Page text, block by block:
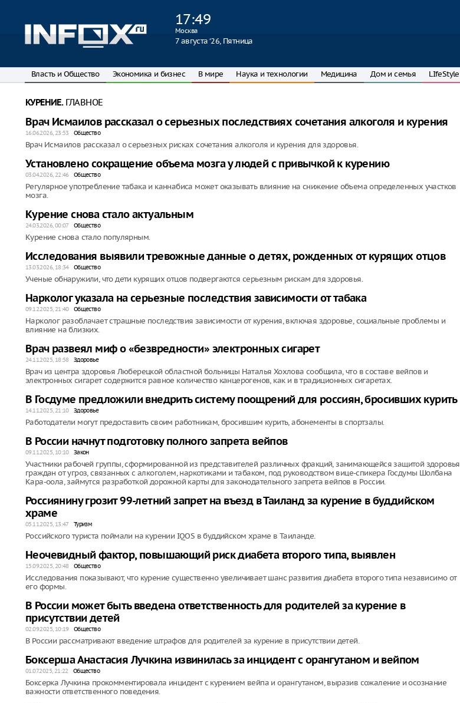
17:49
Москва
7 августа ‘26, Пятница
Власть и Общество Экономика и бизнес В мире Наука и технологии Медицина Дом и семья LIfeStyle
КУРЕНИЕ.ГЛАВНОЕ
Врач Исмаилов рассказал о серьезных последствиях сочетания алкоголя и курения
16.06.2026, 23:53 Общество
Врач Исмаилов рассказал о серьезных рисках сочетания алкоголя и курения для здоровья.
Установлено сокращение объема мозга у людей с привычкой к курению
03.04.2026, 22:46 Общество
Регулярное употребление табака и каннабиса может оказывать влияние на снижение объема определенных участков
мозга.
Курение снова стало актуальным
24.03.2026, 00:07 Общество
Курение снова стало популярным.
Исследования выявили тревожные данные о детях, рожденных от курящих отцов
13.03.2026, 18:34 Общество
Ученые обнаружили, что дети курящих отцов подвергаются серьезным рискам для здоровья.
Нарколог указала на серьезные последствия зависимости от табака
09.12.2025, 21:40 Общество
Нарколог разоблачает страшные последствия зависимости от курения, включая здоровье, социальные проблемы и
влияние на близких.
Врач развеял миф о «безвредности» электронных сигарет
24.11.2025, 18:58 Здоровье
Врач из центра здоровья Люберецкой областной больницы Наталья Хохлова сообщила, что в составе вейпов и
электронных сигарет содержится равное количество канцерогенов, как и в традиционных сигаретах.
В Госдуме предложили внедрить систему поощрений для россиян, бросивших курить
14.11.2025, 21:10 Здоровье
Работодатели могут предоставить своим работникам, бросившим курить, абонементы в спортзалы.
В России начнут подготовку полного запрета вейпов
09.11.2025, 10:10 Закон
Участники рабочей группы, сформированной из представителей различных фракций, занимающейся защитой здоровья
граждан от угроз, связанных с алкоголем, наркотиками и табаком, под руководством вице-спикера Госдумы Шолбана
Кара-оола, займутся разработкой дорожной карты для законодательного запрета вейпов в России.
Россиянину грозит 99-летний запрет на въезд в Таиланд за курение в буддийском
храме
05.11.2025, 13:47 Туризм
Российского туриста поймали на курении IQOS в буддийском храме в Таиланде.
Неочевидный фактор, повышающий риск диабета второго типа, выявлен
15.09.2025, 20:48 Общество
Исследования показывают, что курение существенно увеличивает шанс развития диабета второго типа независимо от
его формы.
В России может быть введена ответственность для родителей за курение в
присутствии детей
02.09.2025, 10:19 Общество
В России рассматривают введение штрафов для родителей за курение в присутствии детей.
Боксерша Анастасия Лучкина извинилась за инцидент с орангутаном и вейпом
01.07.2025, 21:22 Общество
Боксерка Лучкина прокомментировала инцидент с курением вейпа и орангутаном, выразив сожаление и осознание
важности ответственного поведения.